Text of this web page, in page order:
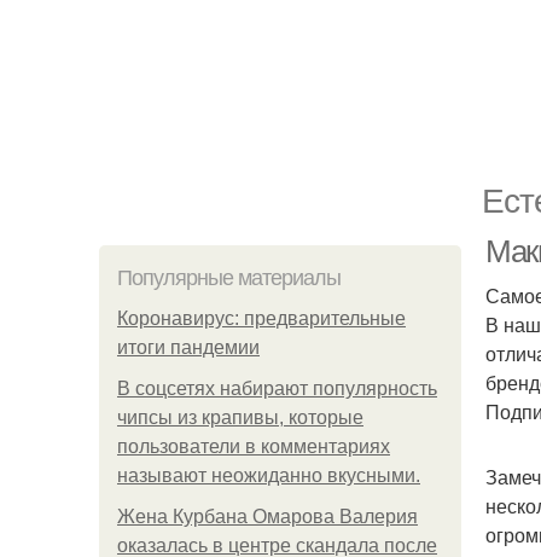
Популярные материалы
Коронавирус: предварительные
итоги пандемии
В соцсетях набирают популярность
чипсы из крапивы, которые
пользователи в комментариях
называют неожиданно вкусными.
Жена Курбана Омарова Валерия
оказалась в центре скандала после
В